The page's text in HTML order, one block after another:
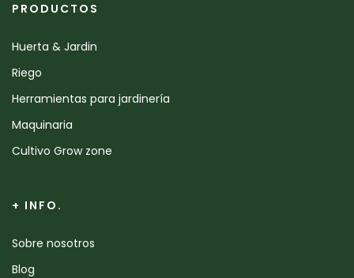
PRODUCTOS
Huerta & Jardin
Riego
Herramientas para jardinería
Maquinaria
Cultivo Grow zone
+ INFO.
Sobre nosotros
Blog